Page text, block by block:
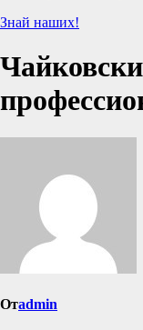
Знай наших!
Отadmin